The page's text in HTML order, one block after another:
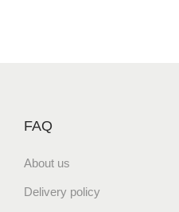
FAQ
About us
Delivery policy